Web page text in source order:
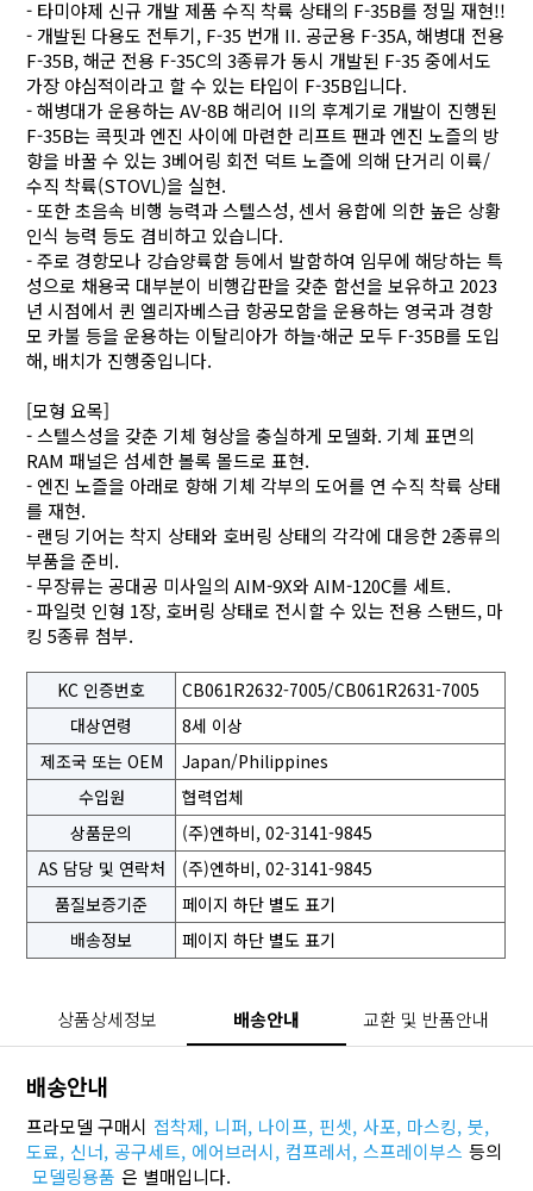
- 타미야제 신규 개발 제품 수직 착륙 상태의 F-35B를 정밀 재현!!
- 개발된 다용도 전투기, F-35 번개 II. 공군용 F-35A, 해병대 전용
F-35B, 해군 전용 F-35C의 3종류가 동시 개발된 F-35 중에서도
가장 야심적이라고 할 수 있는 타입이 F-35B입니다.
- 해병대가 운용하는 AV-8B 해리어 II의 후계기로 개발이 진행된
F-35B는 콕핏과 엔진 사이에 마련한 리프트 팬과 엔진 노즐의 방
향을 바꿀 수 있는 3베어링 회전 덕트 노즐에 의해 단거리 이륙/
수직 착륙(STOVL)을 실현.
- 또한 초음속 비행 능력과 스텔스성, 센서 융합에 의한 높은 상황
인식 능력 등도 겸비하고 있습니다.
- 주로 경항모나 강습양륙함 등에서 발함하여 임무에 해당하는 특
성으로 채용국 대부분이 비행갑판을 갖춘 함선을 보유하고 2023
년 시점에서 퀸 엘리자베스급 항공모함을 운용하는 영국과 경항
모 카불 등을 운용하는 이탈리아가 하늘·해군 모두 F-35B를 도입
해, 배치가 진행중입니다.
[모형 요목]
- 스텔스성을 갖춘 기체 형상을 충실하게 모델화. 기체 표면의
RAM 패널은 섬세한 볼록 몰드로 표현.
- 엔진 노즐을 아래로 향해 기체 각부의 도어를 연 수직 착륙 상태
를 재현.
- 랜딩 기어는 착지 상태와 호버링 상태의 각각에 대응한 2종류의
부품을 준비.
- 무장류는 공대공 미사일의 AIM-9X와 AIM-120C를 세트.
- 파일럿 인형 1장, 호버링 상태로 전시할 수 있는 전용 스탠드, 마
킹 5종류 첨부.
KC 인증번호
CB061R2632-7005/CB061R2631-7005
대상연령
8세 이상
제조국 또는 OEM
Japan/Philippines
수입원
협력업체
상품문의
(주)엔하비, 02-3141-9845
AS 담당 및 연락처
(주)엔하비, 02-3141-9845
품질보증기준
페이지 하단 별도 표기
배송정보
페이지 하단 별도 표기
상품상세정보 배송안내 교환 및 반품안내
배송안내
프라모델 구매시 접착제, 니퍼, 나이프, 핀셋, 사포, 마스킹, 붓,
도료, 신너, 공구세트, 에어브러시, 컴프레서, 스프레이부스 등의
모델링용품 은 별매입니다.